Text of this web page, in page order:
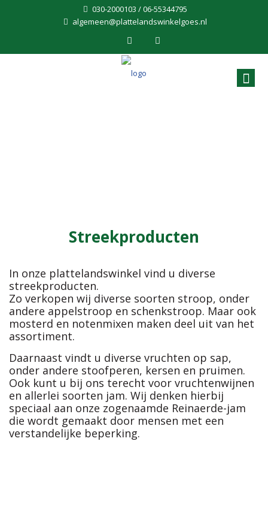
030-2000103 / 06-55344795
algemeen@plattelandswinkelgoes.nl
Streekproducten
In onze plattelandswinkel vind u diverse
streekproducten.
Zo verkopen wij diverse soorten stroop, onder
andere appelstroop en schenkstroop. Maar ook
mosterd en notenmixen maken deel uit van het
assortiment.
Daarnaast vindt u diverse vruchten op sap,
onder andere stoofperen, kersen en pruimen.
Ook kunt u bij ons terecht voor vruchtenwijnen
en allerlei soorten jam. Wij denken hierbij
speciaal aan onze zogenaamde Reinaerde-jam
die wordt gemaakt door mensen met een
verstandelijke beperking.